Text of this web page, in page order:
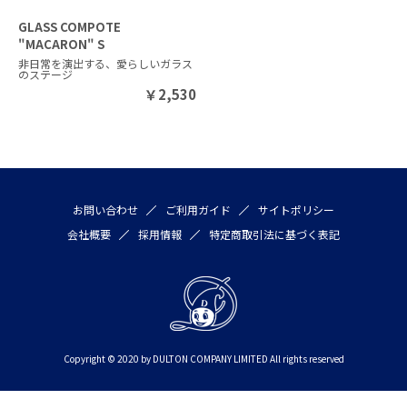
GLASS COMPOTE
"MACARON" S
非日常を演出する、愛らしいガラス
のステージ
￥2,530
お問い合わせ ご利用ガイド
サイトポリシー
会社概要
採用情報 特定商取引法に基づく表記
Copyright © 2020 by DULTON COMPANY LIMITED All rights reserved